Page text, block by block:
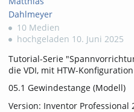
Dahlmeyer
10 Medien
hochgeladen 10. Juni 2025
Tutorial-Serie
die VDI, mit HTW-Konfiguration
05.1 Gewindestange (Modell)
Version: Inventor Professional